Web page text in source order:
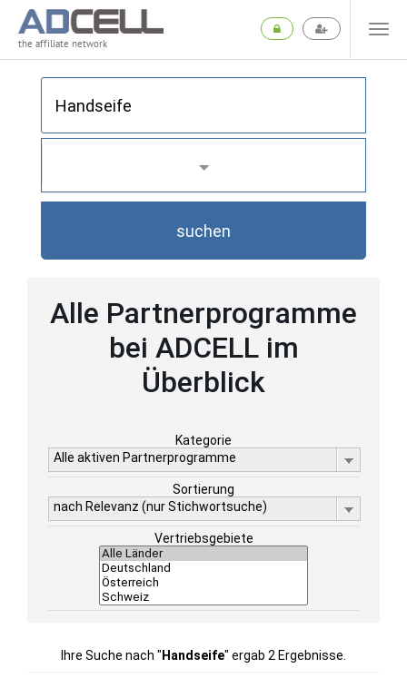
the affiliate network
suchen
Alle Partnerprogramme
bei ADCELL im
Überblick
Kategorie
Alle aktiven Partnerprogramme
Sortierung
nach Relevanz (nur Stichwortsuche)
Vertriebsgebiete
Ihre Suche nach " Handseife" ergab 2 Ergebnisse.